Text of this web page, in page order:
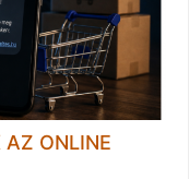
ONLINE